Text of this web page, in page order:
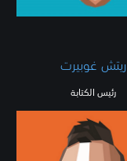
ريتش غوبيرت
رئيس الكتابة